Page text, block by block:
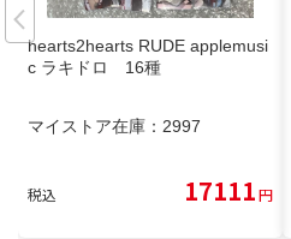
hearts2hearts RUDE applemusi
c ラキドロ 16種
マイストア在庫： 2997
税込 17111円